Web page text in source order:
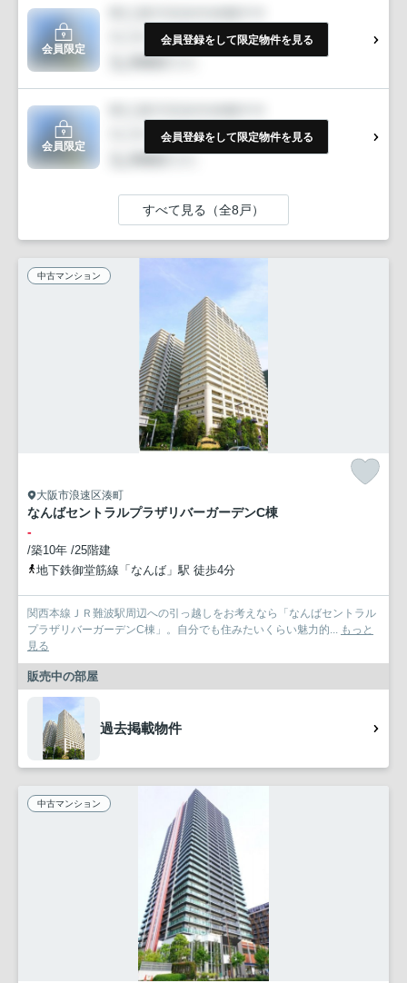
会員限定
会員登録をして限定物件を見る
会員限定
会員登録をして限定物件を見る
すべて見る（全8戸）
中古マンション
大阪市浪速区湊町
なんばセントラルプラザリバーガーデンC棟
-
/築10年 /25階建
地下鉄御堂筋線「なんば」駅 徒歩4分
関西本線ＪＲ難波駅周辺への引っ越しをお考えなら「なんばセントラル
プラザリバーガーデンC棟」。自分でも住みたいくらい魅力的...
もっと
見る
販売中の部屋
過去掲載物件
中古マンション